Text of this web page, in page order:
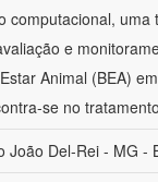
computacional,
e
Animal (BEA)
se no
João Del-Rei - MG -